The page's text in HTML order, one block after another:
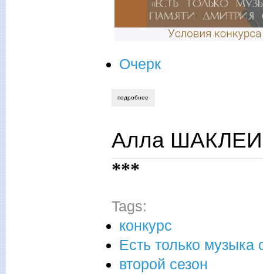
Очерк
подробнее
Алла
***
Tags:
конкурс
Есть только музыка
второй сезон